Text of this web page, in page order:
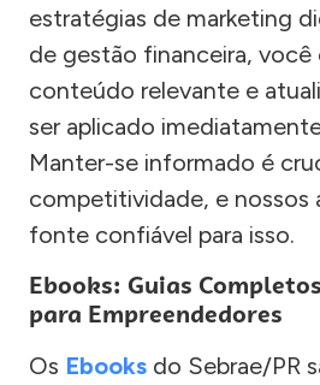
estratégias de marketing
de gestão financeira, você
conteúdo relevante e
ser aplicado
Manter-se informado é
competitividade, e nossos
fonte confiável para isso.
Ebooks: Guias
para Empreendedores
Os Ebooks do Sebrae/PR